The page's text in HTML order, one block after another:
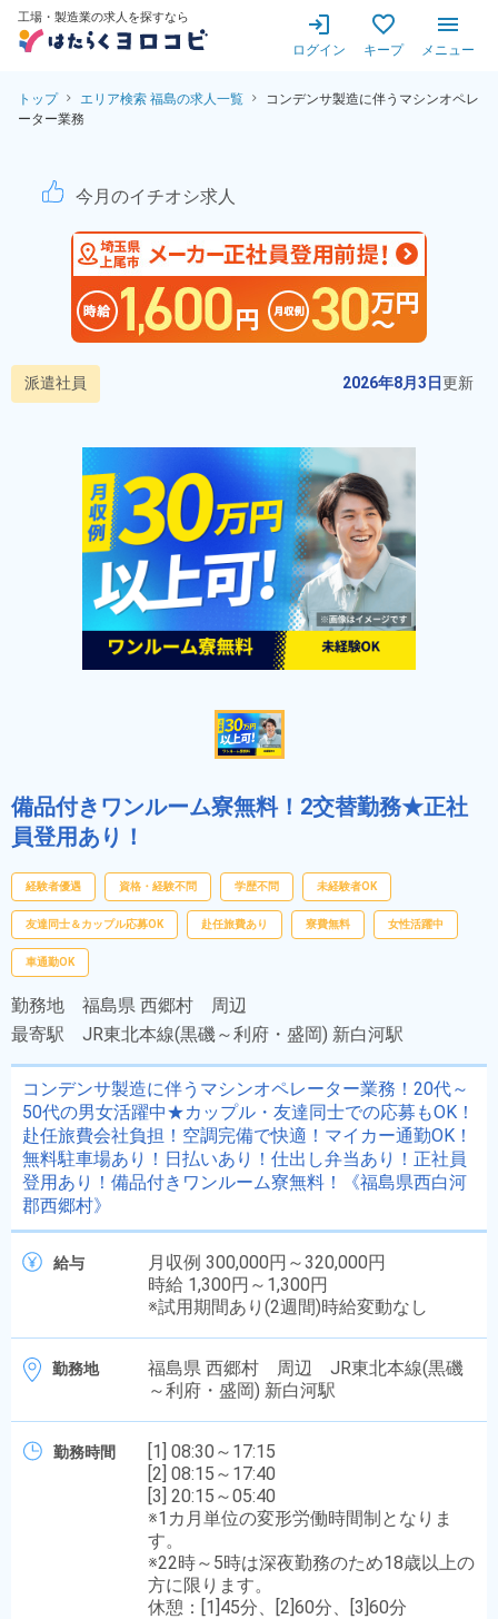
工場・製造業の求人を探すなら
ログイン キープ メニュー
トップ エリア検索 福島の求人一覧
コンデンサ製造に伴うマシンオペレ
ーター業務
コンデンサ製造に伴うマシ
今月のイチオシ求人
派遣社員 2026年8月3日更新
備品付きワンルーム寮無料！2交替勤務★正社
員登用あり！
経験者優遇 資格・経験不問 学歴不問 未経験者OK
友達同士＆カップル応募OK 赴任旅費あり 寮費無料 女性活躍中
車通勤OK
勤務地 福島県 西郷村 周辺
最寄駅 JR東北本線(黒磯～利府・盛岡) 新白河駅
コンデンサ製造に伴うマシンオペレーター業務！20代～
50代の男女活躍中★カップル・友達同士での応募もOK！
赴任旅費会社負担！空調完備で快適！マイカー通勤OK！
無料駐車場あり！日払いあり！仕出し弁当あり！正社員
登用あり！備品付きワンルーム寮無料！《福島県西白河
郡西郷村》
給与
月収例 300,000円～320,000円
時給 1,300円～1,300円
※試用期間あり(2週間)時給変動なし
勤務地
福島県 西郷村 周辺 JR東北本線(黒磯
～利府・盛岡) 新白河駅
勤務時間
[1] 08:30～17:15
[2] 08:15～17:40
[3] 20:15～05:40
※1カ月単位の変形労働時間制となりま
す。
※22時～5時は深夜勤務のため18歳以上の
方に限ります。
休憩：[1]45分、[2]60分、[3]60分